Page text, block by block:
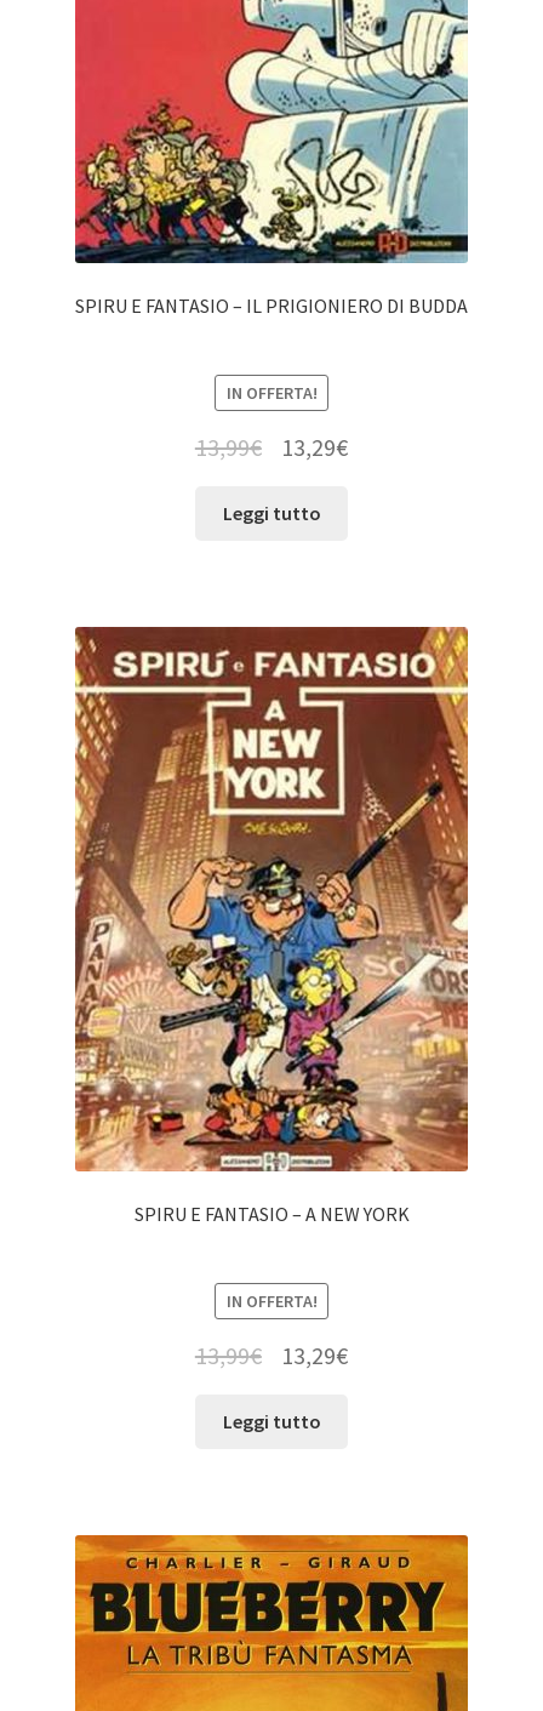
SPIRU E FANTASIO – IL PRIGIONIERO DI BUDDA
IN OFFERTA!
13,99€ 13,29€
Leggi tutto
SPIRU E FANTASIO – A NEW YORK
IN OFFERTA!
13,99€ 13,29€
Leggi tutto